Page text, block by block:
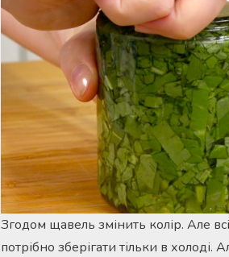
Згодом щавель змінить колір. Але всі
потрібно зберігати тільки в холоді.